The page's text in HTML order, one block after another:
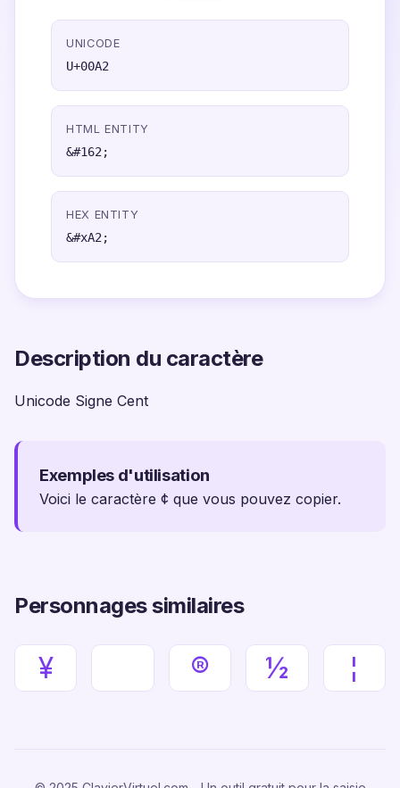
UNICODE
U+00A2
HTML ENTITY
&#162;
HEX ENTITY
&#xA2;
Description du caractère
Unicode Signe Cent
Exemples d'utilisation
Voici le caractère ¢ que vous pouvez copier.
Personnages similaires
¥ ® ½ ¦